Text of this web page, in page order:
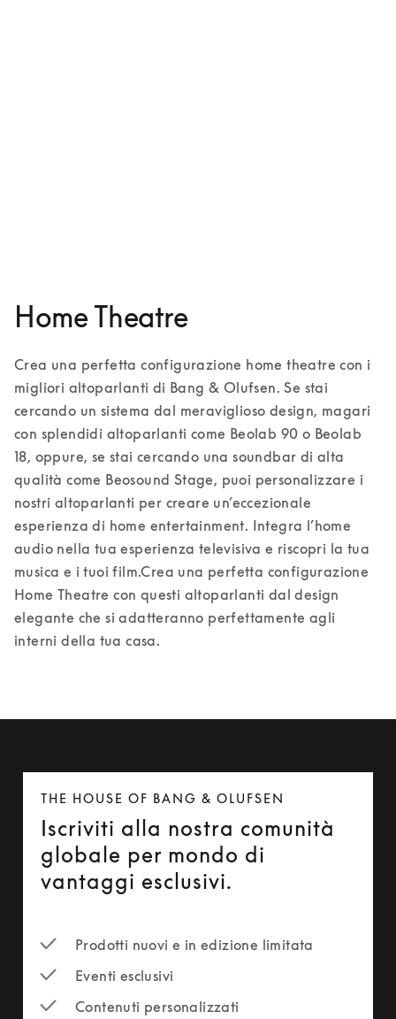
Home Theatre
Crea una perfetta configurazione home theatre con i
migliori altoparlanti di Bang & Olufsen. Se stai
cercando un sistema dal meraviglioso design, magari
con splendidi altoparlanti come Beolab 90 o Beolab
18, oppure, se stai cercando una soundbar di alta
qualità come Beosound Stage, puoi personalizzare i
nostri altoparlanti per creare un’eccezionale
esperienza di home entertainment. Integra l’home
audio nella tua esperienza televisiva e riscopri la tua
musica e i tuoi film.Crea una perfetta configurazione
Home Theatre con questi altoparlanti dal design
elegante che si adatteranno perfettamente agli
interni della tua casa.
THE HOUSE OF BANG & OLUFSEN
Iscriviti alla nostra comunità
globale per mondo di
vantaggi esclusivi.
Prodotti nuovi e in edizione limitata
Eventi esclusivi
Contenuti personalizzati